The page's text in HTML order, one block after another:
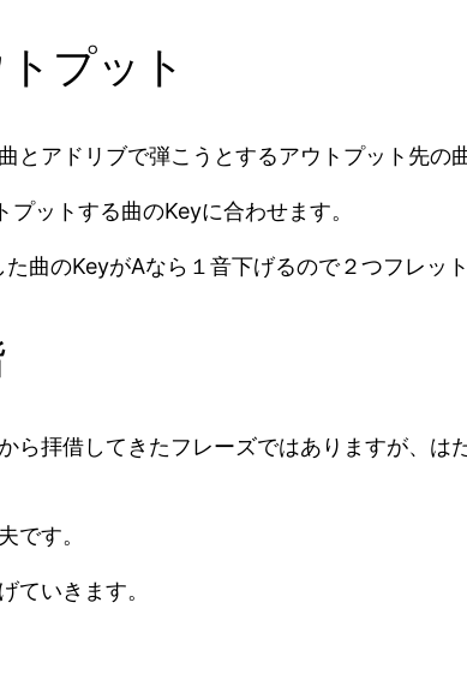
プット
アドリブで弾こうとするアウトプット先の
ットする曲のKeyに合わせます。
曲のKeyがAなら１音下げるので２つフレッ
ら拝借してきたフレーズではありますが、
です。
ていきます。